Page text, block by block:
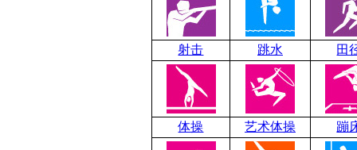
射击 跳水 田
体操 艺术体操 蹦